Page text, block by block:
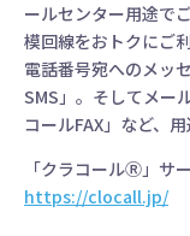
ールセンター用途で
模回線をおトクにご
電話番号宛へのメッ
SMS」。そしてメー
コールFAX」など、
「クラコールⓇ」サ
https://clocall.jp/